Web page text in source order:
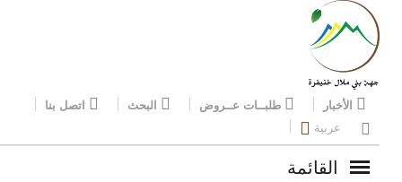
الأخبار طلبــات عــروض البحث
اتصل بنا
عربية
القائمة